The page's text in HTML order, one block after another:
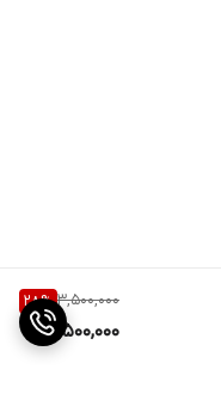
3,500,000
28%
2,500,000